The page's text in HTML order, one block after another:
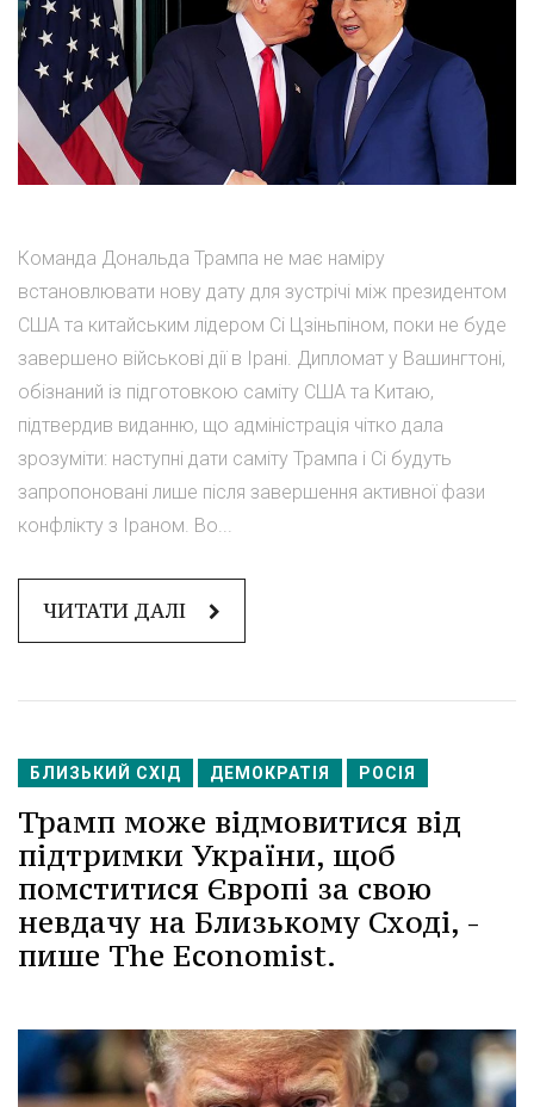
Команда Дональда Трампа не має наміру
встановлювати нову дату для зустрічі між президентом
США та китайським лідером Сі Цзіньпіном, поки не буде
завершено військові дії в Ірані. Дипломат у Вашингтоні,
обізнаний із підготовкою саміту США та Китаю,
підтвердив виданню, що адміністрація чітко дала
зрозуміти: наступні дати саміту Трампа і Сі будуть
запропоновані лише після завершення активної фази
конфлікту з Іраном. Во...
ЧИТАТИ ДАЛІ
БЛИЗЬКИЙ СХІД ДЕМОКРАТІЯ РОСІЯ
Трамп може відмовитися від
підтримки України, щоб
помститися Європі за свою
невдачу на Близькому Сході, -
пише The Economist.